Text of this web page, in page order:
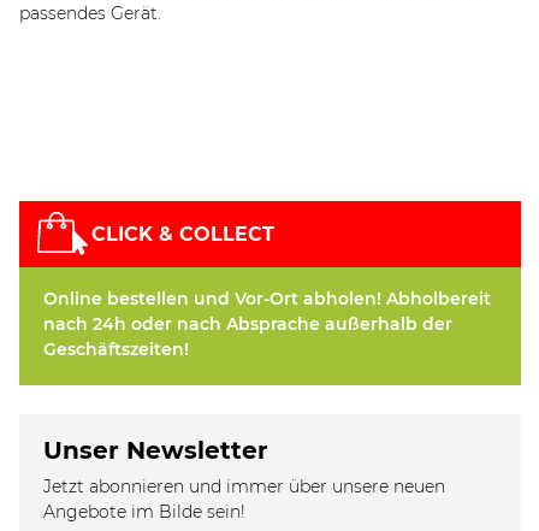
passendes Gerät.
CLICK & COLLECT
Online bestellen und Vor-Ort abholen! Abholbereit
nach 24h oder nach Absprache außerhalb der
Geschäftszeiten!
Unser Newsletter
Jetzt abonnieren und immer über unsere neuen
Angebote im Bilde sein!